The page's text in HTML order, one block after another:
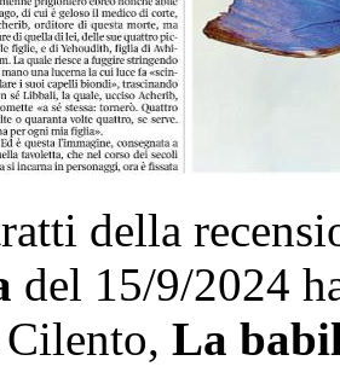
della
del 15/9/2024
La